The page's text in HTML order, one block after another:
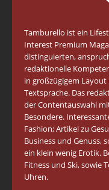
Tamburello ist ein
Interest Premium
distinguierten,
redaktionelle
in großzügigem
Textsprache. Das
der Contentauswahl
Besondere.
Fashion; Artikel zu
Business und Genuss,
ein klein wenig Erotik.
Fitness und Ski, sowie
Uhren.